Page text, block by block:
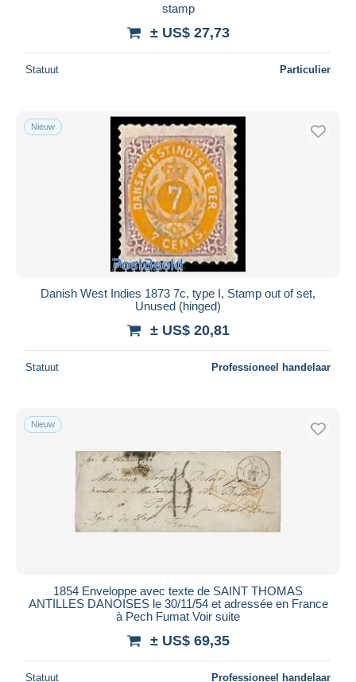
Woonplaats van de verkoper
Toepassen
stamp
± US$ 27,73
Statuut Particulier
Nieuw
Danish West Indies 1873 7c, type I, Stamp out of set,
Unused (hinged)
± US$ 20,81
Statuut Professioneel handelaar
Nieuw
1854 Enveloppe avec texte de SAINT THOMAS
ANTILLES DANOISES le 30/11/54 et adressée en France
à Pech Fumat Voir suite
± US$ 69,35
Statuut Professioneel handelaar